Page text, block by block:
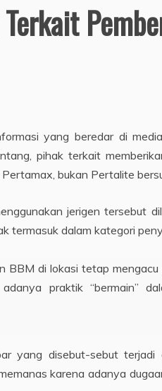
yang beredar di
pihak terkait
bukan Pertalite
jerigen tersebut
termasuk dalam kategori
BBM di lokasi tetap
praktik “bermain”
yang disebut-sebut
karena adanya